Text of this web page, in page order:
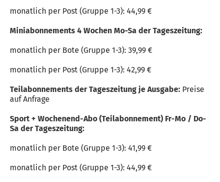
monatlich per Post (Gruppe 1-3): 44,99 €
Miniabonnements 4 Wochen Mo-Sa der Tageszeitung:
monatlich per Bote (Gruppe 1-3): 39,99 €
monatlich per Post (Gruppe 1-3): 42,99 €
Teilabonnements der Tageszeitung je Ausgabe: Preise
auf Anfrage
Sport + Wochenend-Abo (Teilabonnement) Fr-Mo / Do-
Sa der Tageszeitung:
monatlich per Bote (Gruppe 1-3): 41,99 €
monatlich per Post (Gruppe 1-3): 44,99 €